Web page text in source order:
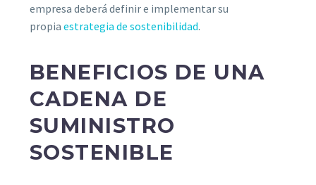
empresa deberá definir e implementar su
propia estrategia de sostenibilidad.
BENEFICIOS DE UNA
CADENA DE
SUMINISTRO
SOSTENIBLE